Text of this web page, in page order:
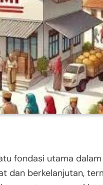
fondasi utama
dan berkelanjutan,